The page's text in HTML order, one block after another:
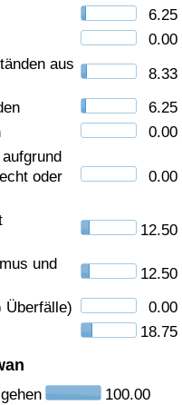
6.25
0.00
aus
8.33
6.25
0.00
oder
0.00
12.50
und
12.50
Überfälle)
0.00
18.75
100.00
(aktuell)
Land
Land